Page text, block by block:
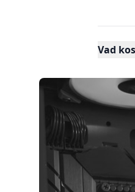
Vad
Vilka
Kan